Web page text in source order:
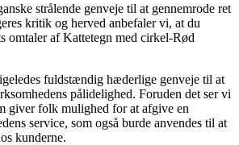
strålende genveje til at gennemrode ret
kritik og herved anbefaler vi, at du
omtaler af Kattetegn med cirkel-Rød
fuldstændig hæderlige genveje til at
pålidelighed. Foruden det ser vi
giver folk mulighed for at afgive en
service, som også burde anvendes til at
kunderne.